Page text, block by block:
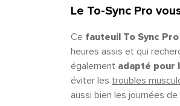
Le To-Sync Pro
Ce fauteuil To Sync Pro
heures assis et qui
également adapté pour
éviter les troubles
aussi bien les journées